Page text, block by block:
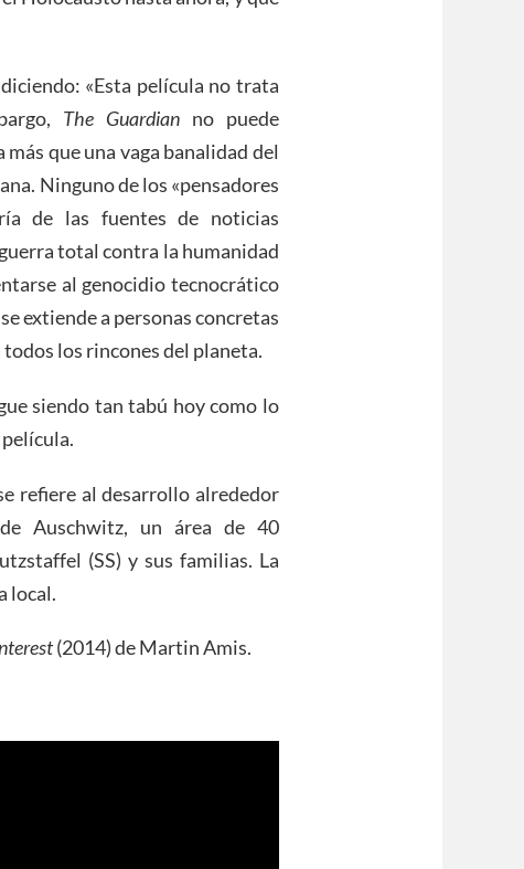
«Esta película no trata
The Guardian no puede
que una vaga banalidad del
Ninguno de los «pensadores
de las fuentes de noticias
total contra la humanidad
al genocidio tecnocrático
extiende a personas concretas
los rincones del planeta.
siendo tan tabú hoy como lo
refiere al desarrollo alrededor
Auschwitz, un área de 40
(SS) y sus familias. La
local.
(2014) de Martin Amis.